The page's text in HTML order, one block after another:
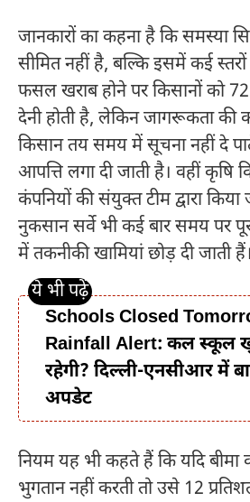
जानकारों का कहना है कि समस्या
सीमित नहीं है, बल्कि इसमें कई स्तरों
फसल खराब होने पर किसानों को
देनी होती है, लेकिन जागरूकता
किसान तय समय में सूचना नहीं दे
आपत्ति लगा दी जाती है। वहीं कृषि
कंपनियों की संयुक्त टीम द्वारा
नुकसान सर्वे भी कई बार समय पर पूरा
में तकनीकी खामियां छोड़ दी जाती हैं।
Schools Closed
Rainfall Alert: कल स्कूल
रहेगी? दिल्ली-एनसीआर में
अपडेट
नियम यह भी कहते हैं कि यदि
भुगतान नहीं करती तो उसे 12